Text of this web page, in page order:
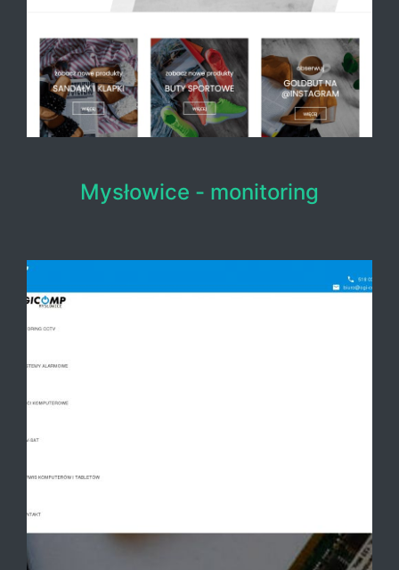
Mysłowice - monitoring